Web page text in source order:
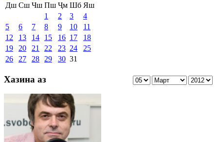
Дш Сш Чш Пш Ҷм Шб Яш
1
2 3
4
5
6 7 8 9 10
11
12
13 14 15 16 17
18
19
20 21 22 23 24
25
26
27 28 29 30 31
Хазина аз